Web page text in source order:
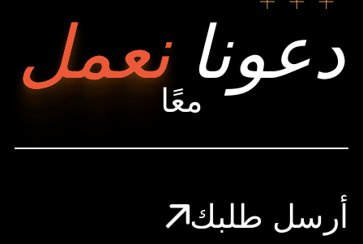
دعونانعملمعًا
أرسل طلبك